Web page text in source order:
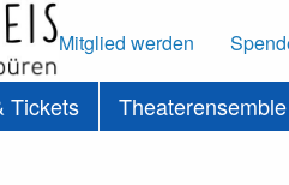
Mitglied werden
Tickets Theaterensemble